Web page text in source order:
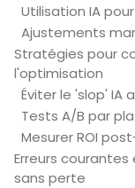
Utilisation IA
Ajustements
Stratégies pour
l'optimisation
Éviter le 'slop' IA
Tests A/B par
Mesurer ROI
Erreurs
sans perte